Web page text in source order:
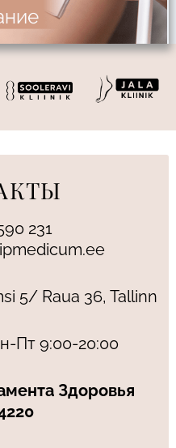
231
5/ Raua 36, Tallinn
Пт 9:00-20:00
Здоровья